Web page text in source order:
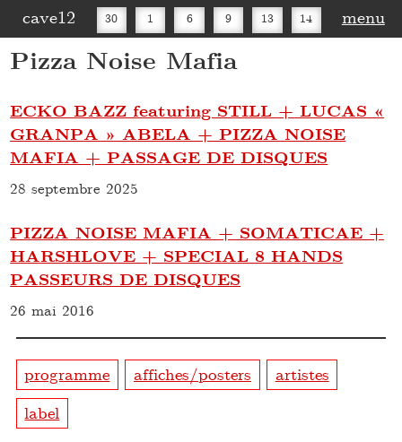
cave12 30 1 6 9 13 14
16 27
menu
Pizza Noise Mafia
ECKO BAZZ featuring STILL + LUCAS «
GRANPA » ABELA + PIZZA NOISE
MAFIA + PASSAGE DE DISQUES
28 septembre 2025
PIZZA NOISE MAFIA + SOMATICAE +
HARSHLOVE + SPECIAL 8 HANDS
PASSEURS DE DISQUES
26 mai 2016
programme affiches/posters
artistes
label